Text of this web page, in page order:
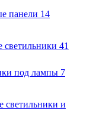
панели 14
светильники 41
под лампы 7
светильники и